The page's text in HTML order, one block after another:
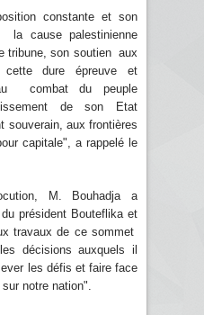
constante et son
la cause palestinienne
tribune, son soutien aux
cette dure épreuve et
combat du peuple
de son Etat
souverain, aux frontières
capitale", a rappelé le
M. Bouhadja a
président Bouteflika et
travaux de ce sommet
décisions auxquels il
les défis et faire face
notre nation".